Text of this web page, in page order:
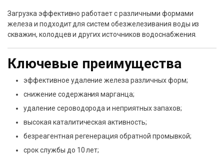
Загрузка эффективно работает с различными формами
железа и подходит для систем обезжелезивания воды из
скважин, колодцев и других источников водоснабжения.
Ключевые преимущества
эффективное удаление железа различных форм;
снижение содержания марганца;
удаление сероводорода и неприятных запахов;
высокая каталитическая активность;
безреагентная регенерация обратной промывкой;
срок службы до 10 лет;